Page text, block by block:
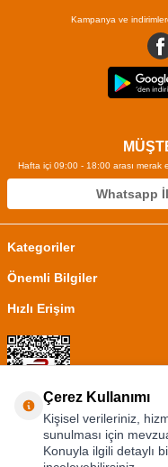
Kampanya ve
Hafta içi 09:00 - 18:00 arası merak
Whatsapp
Kategoriler
Önemli Bilgiler
Hızlı Erişim
Çerez Kullanımı
Kişisel verileriniz,
sunulması için
Konuyla ilgili detaylı